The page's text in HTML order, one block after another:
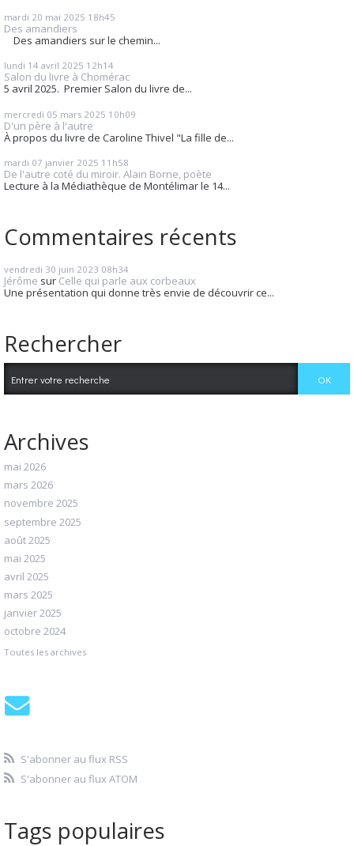
mardi 20 mai 2025 18h45
Des amandiers
Des amandiers sur le chemin...
lundi 14 avril 2025 12h14
Salon du livre à Chomérac
5 avril 2025. Premier Salon du livre de...
mercredi 05 mars 2025 10h09
D'un père à l'autre
À propos du livre de Caroline Thivel "La fille de...
mardi 07 janvier 2025 11h58
De l'autre coté du miroir. Alain Borne, poète
Lecture à la Médiathèque de Montélimar le 14...
Commentaires récents
vendredi 30 juin 2023 08h34
Jérôme sur Celle qui parle aux corbeaux
Une présentation qui donne très envie de découvrir ce...
Rechercher
Archives
mai 2026
mars 2026
novembre 2025
septembre 2025
août 2025
mai 2025
avril 2025
mars 2025
janvier 2025
octobre 2024
Toutes les archives
S'abonner au flux RSS
S'abonner au flux ATOM
Tags populaires